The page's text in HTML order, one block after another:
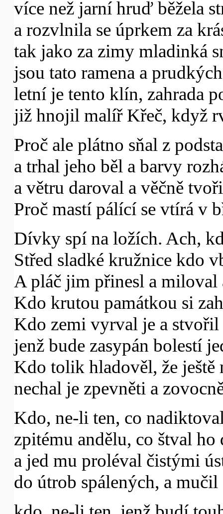
více než jarní hruď běžela
a rozvlnila se úprkem za
tak jako za zimy mladinká
jsou tato ramena a
letní je tento klín, zahrada
již hnojil malíř Křeč, když
Proč ale plátno sňal z
a trhal jeho běl a barvy
a větru daroval a věčně
Proč mastí pálící se vtírá v
Dívky spí na ložích. Ach,
Střed sladké kružnice kdo
A pláč jim přinesl a miloval
Kdo krutou památkou si
Kdo zemi vyrval je a stvořil
jenž bude zasypán bolestí
Kdo tolik hladověl, že ještě
nechal je zpevněti a
Kdo, ne-li ten, co
zpitému andělu, co štval ho
a jed mu proléval čistými
do útrob spálených, a mučil